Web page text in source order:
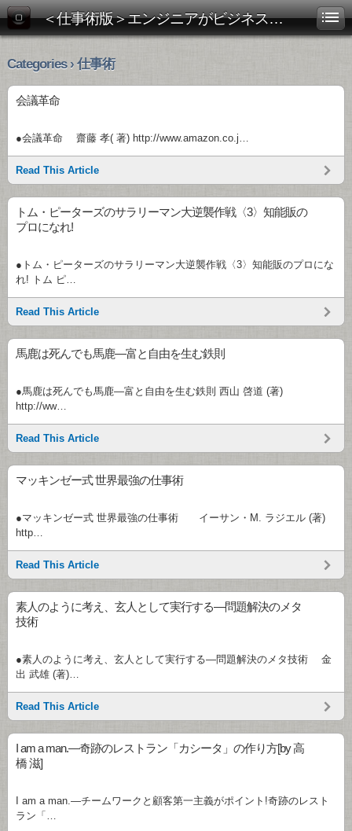
＜仕事術版＞エンジニアがビジネス書を斬る！
Categories › 仕事術
会議革命
●会議革命 齋藤 孝( 著) http://www.amazon.co.j…
Read This Article
トム・ピーターズのサラリーマン大逆襲作戦〈3〉知能販の
プロになれ!
●トム・ピーターズのサラリーマン大逆襲作戦〈3〉知能販のプロにな
れ! トム ピ…
Read This Article
馬鹿は死んでも馬鹿―富と自由を生む鉄則
●馬鹿は死んでも馬鹿―富と自由を生む鉄則 西山 啓道 (著)
http://ww…
Read This Article
マッキンゼー式 世界最強の仕事術
●マッキンゼー式 世界最強の仕事術 イーサン・M. ラジエル (著)
http…
Read This Article
素人のように考え、玄人として実行する―問題解決のメタ
技術
●素人のように考え、玄人として実行する―問題解決のメタ技術 金
出 武雄 (著)…
Read This Article
I am a man.―奇跡のレストラン「カシータ」の作り方[by 高
橋 滋]
I am a man.―チームワークと顧客第一主義がポイント!奇跡のレスト
ラン「…